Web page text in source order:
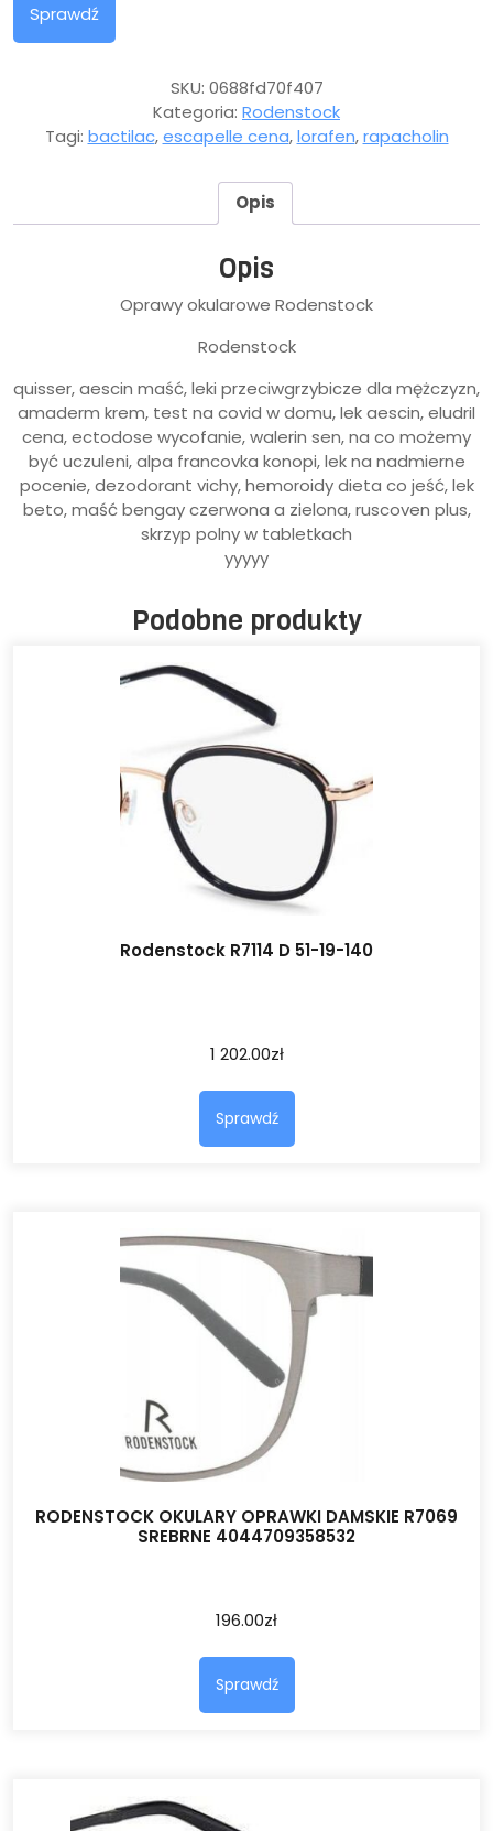
Sprawdź
SKU: 0688fd70f407
Kategoria: Rodenstock
Tagi: bactilac,escapelle cena,lorafen,rapacholin
Opis
Opis
Oprawy okularowe Rodenstock
Rodenstock
quisser, aescin maść, leki przeciwgrzybicze dla mężczyzn,
amaderm krem, test na covid w domu, lek aescin, eludril
cena, ectodose wycofanie, walerin sen, na co możemy
być uczuleni, alpa francovka konopi, lek na nadmierne
pocenie, dezodorant vichy, hemoroidy dieta co jeść, lek
beto, maść bengay czerwona a zielona, ruscoven plus,
skrzyp polny w tabletkach
yyyyy
Podobne produkty
Rodenstock R7114 D 51-19-140
1 202.00zł
Sprawdź
RODENSTOCK OKULARY OPRAWKI DAMSKIE R7069
SREBRNE 4044709358532
196.00zł
Sprawdź